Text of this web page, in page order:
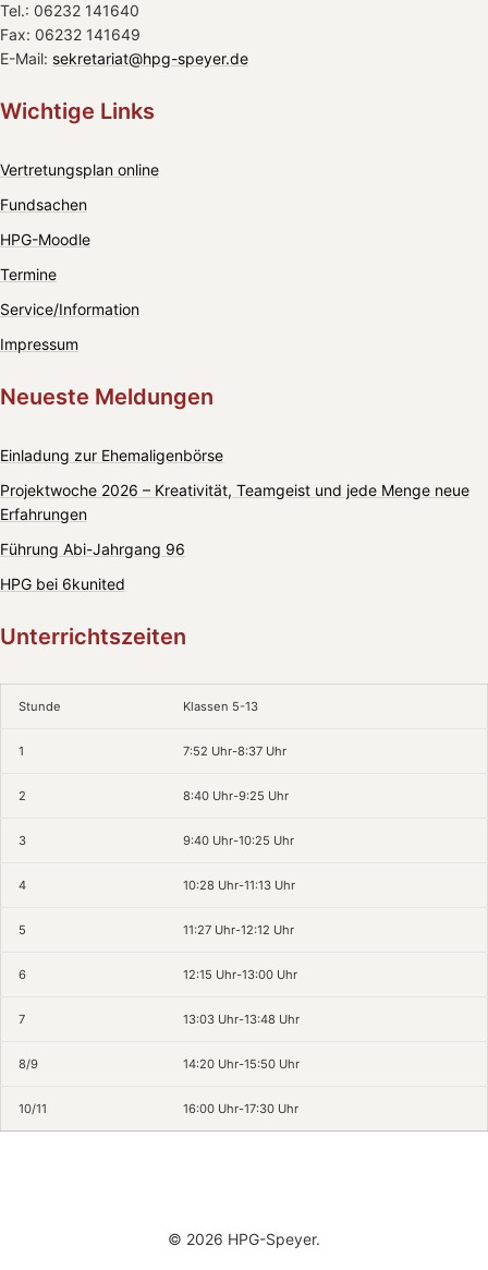
Tel.: 06232 141640
Fax: 06232 141649
E-Mail: sekretariat@hpg-speyer.de
Wichtige Links
Vertretungsplan online
Fundsachen
HPG-Moodle
Termine
Service/Information
Impressum
Neueste Meldungen
Einladung zur Ehemaligenbörse
Projektwoche 2026 – Kreativität, Teamgeist und jede Menge neue
Erfahrungen
Führung Abi-Jahrgang 96
HPG bei 6kunited
Unterrichtszeiten
Stunde Klassen 5-13
1 7:52 Uhr-8:37 Uhr
2 8:40 Uhr-9:25 Uhr
3 9:40 Uhr-10:25 Uhr
4 10:28 Uhr-11:13 Uhr
5 11:27 Uhr-12:12 Uhr
6 12:15 Uhr-13:00 Uhr
7 13:03 Uhr-13:48 Uhr
8/9 14:20 Uhr-15:50 Uhr
10/11 16:00 Uhr-17:30 Uhr
© 2026 HPG-Speyer.